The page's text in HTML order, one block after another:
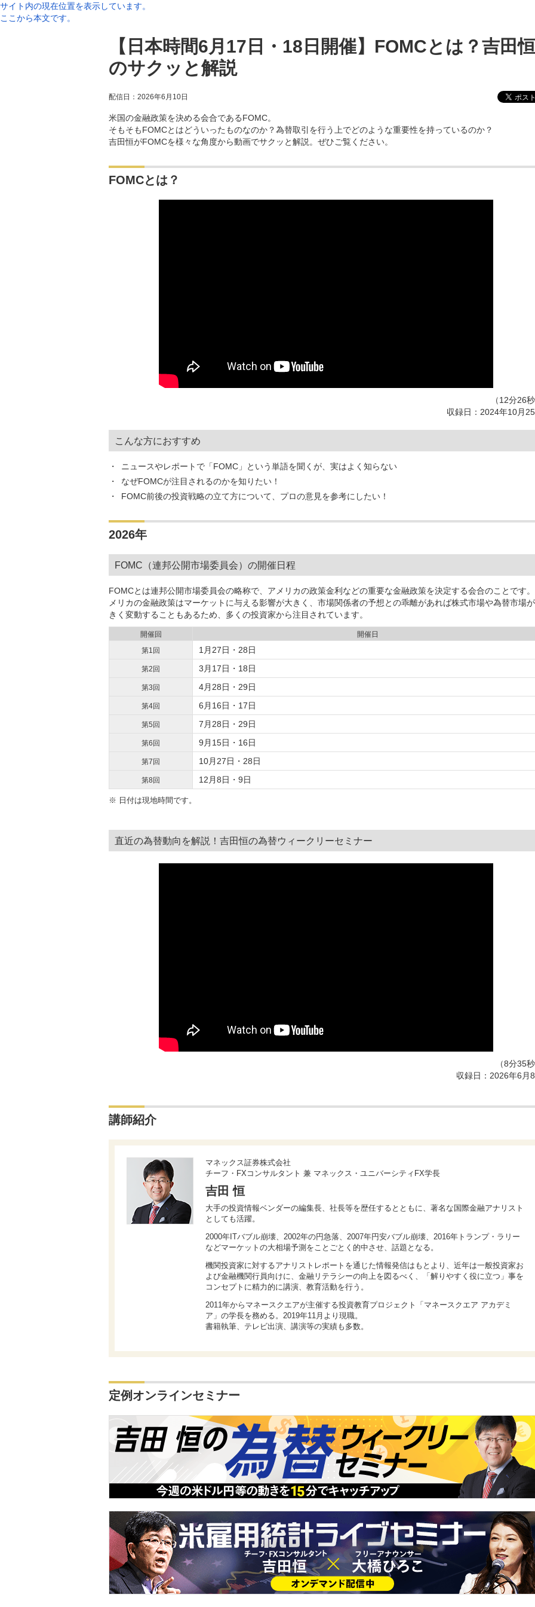
サイト内の現在位置を表示しています。
ここから本文です。
【日本時間6月17日・18日開催】FOMCとは？吉田恒
のサクッと解説
配信日： 2026年6月10日
米国の金融政策を決める会合であるFOMC。
そもそもFOMCとはどういったものなのか？為替取引を行う上でどのような重要性を持っているのか？
吉田恒がFOMCを様々な角度から動画でサクッと解説。ぜひご覧ください。
FOMCとは？
（12分26
収録日：2024年10月
こんな方におすすめ
ニュースやレポートで「FOMC」という単語を聞くが、実はよく知らない
なぜFOMCが注目されるのかを知りたい！
FOMC前後の投資戦略の立て方について、プロの意見を参考にしたい！
2026年
FOMC（連邦公開市場委員会）の開催日程
FOMCとは連邦公開市場委員会の略称で、アメリカの政策金利などの重要な金融政策を決定する会合のことです
メリカの金融政策はマーケットに与える影響が大きく、市場関係者の予想との乖離があれば株式市場や為替市場
きく変動することもあるため、多くの投資家から注目されています。
開催回
開催日
第1回
1月27日・28日
第2回 3月17日・18日
第3回 4月28日・29日
第4回 6月16日・17日
第5回 7月28日・29日
第6回 9月15日・16日
第7回 10月27日・28日
第8回 12月8日・9日
※ 日付は現地時間です。
直近の為替動向を解説！吉田恒の為替ウィークリーセミナー
（8分35
収録日：2026年6月
講師紹介
マネックス証券株式会社
チーフ・FXコンサルタント 兼 マネックス・ユニバーシティFX学長
吉田 恒
大手の投資情報ベンダーの編集長、社長等を歴任するとともに、著名な国際金融アナリスト
としても活躍。
2000年ITバブル崩壊、2002年の円急落、2007年円安バブル崩壊、2016年トランプ・ラリー
などマーケットの大相場予測をことごとく的中させ、話題となる。
機関投資家に対するアナリストレポートを通じた情報発信はもとより、近年は一般投資家お
よび金融機関行員向けに、金融リテラシーの向上を図るべく、「解りやすく役に立つ」事を
コンセプトに精力的に講演、教育活動を行う。
2011年からマネースクエアが主催する投資教育プロジェクト「マネースクエア アカデミ
ア」の学長を務める。2019年11月より現職。
書籍執筆、テレビ出演、講演等の実績も多数。
定例オンラインセミナー